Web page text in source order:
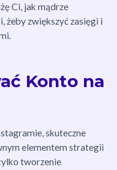
Ci, jak mądrze
żeby zwiększyć zasięgi i
Konto na
skuteczne
elementem strategii
tworzenie